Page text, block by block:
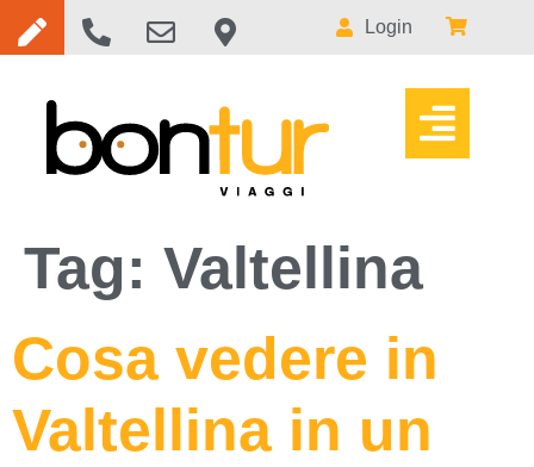
Login
Tag: Valtellina
Cosa vedere in
Valtellina in un